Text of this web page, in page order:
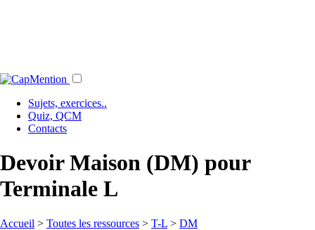
Sujets, exercices..
Quiz, QCM
Contacts
Devoir Maison (DM) pour
Terminale L
Accueil > Toutes les ressources > T-L > DM